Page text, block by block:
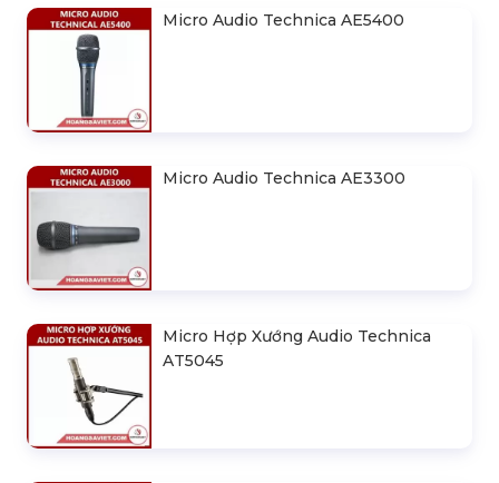
Micro Audio Technica AE5400
Micro Audio Technica AE3300
Micro Hợp Xướng Audio Technica
AT5045